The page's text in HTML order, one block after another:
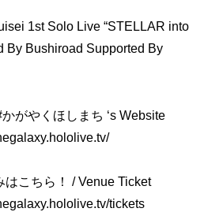
1st Solo Live “STELLAR into
By Bushiroad Supported By
がやくほしまち ‘s Website
こちら！ / Venue Ticket
tickets